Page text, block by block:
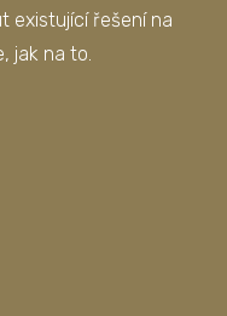
existující řešení na
jak na to.